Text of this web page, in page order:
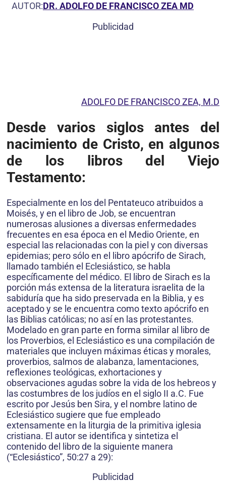
AUTOR:DR. ADOLFO DE FRANCISCO ZEA MD
Publicidad
ADOLFO DE FRANCISCO ZEA, M.D
Desde varios siglos antes del
nacimiento de Cristo, en algunos
de los libros del Viejo
Testamento:
Especialmente en los del Pentateuco atribuidos a
Moisés, y en el libro de Job, se encuentran
numerosas alusiones a diversas enfermedades
frecuentes en esa época en el Medio Oriente, en
especial las relacionadas con la piel y con diversas
epidemias; pero sólo en el libro apócrifo de Sirach,
llamado también el Eclesiástico, se habla
específicamente del médico. El libro de Sirach es la
porción más extensa de la literatura israelita de la
sabiduría que ha sido preservada en la Biblia, y es
aceptado y se le encuentra como texto apócrifo en
las Biblias católicas; no así en las protestantes.
Modelado en gran parte en forma similar al libro de
los Proverbios, el Eclesiástico es una compilación de
materiales que incluyen máximas éticas y morales,
proverbios, salmos de alabanza, lamentaciones,
reflexiones teológicas, exhortaciones y
observaciones agudas sobre la vida de los hebreos y
las costumbres de los judíos en el siglo II a.C. Fue
escrito por Jesús ben Sira, y el nombre latino de
Eclesiástico sugiere que fue empleado
extensamente en la liturgia de la primitiva iglesia
cristiana. El autor se identifica y sintetiza el
contenido del libro de la siguiente manera
(“Eclesiástico”, 50:27 a 29):
Publicidad